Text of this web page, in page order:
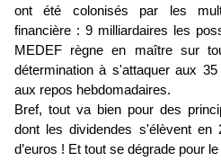
ont été colonisés par les
financière : 9 milliardaires les
MEDEF règne en maître sur
détermination à s'attaquer aux
aux repos hebdomadaires.
Bref, tout va bien pour des
dont les dividendes s'élèvent
d’euros ! Et tout se dégrade pour